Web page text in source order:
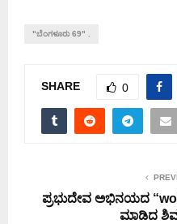
"ಬೆಂಗಳೂರು 69" .
SHARE 0
ಪ್ರಭುದೇವ ಅಭಿನಯದ
ಮಾಡಿದ